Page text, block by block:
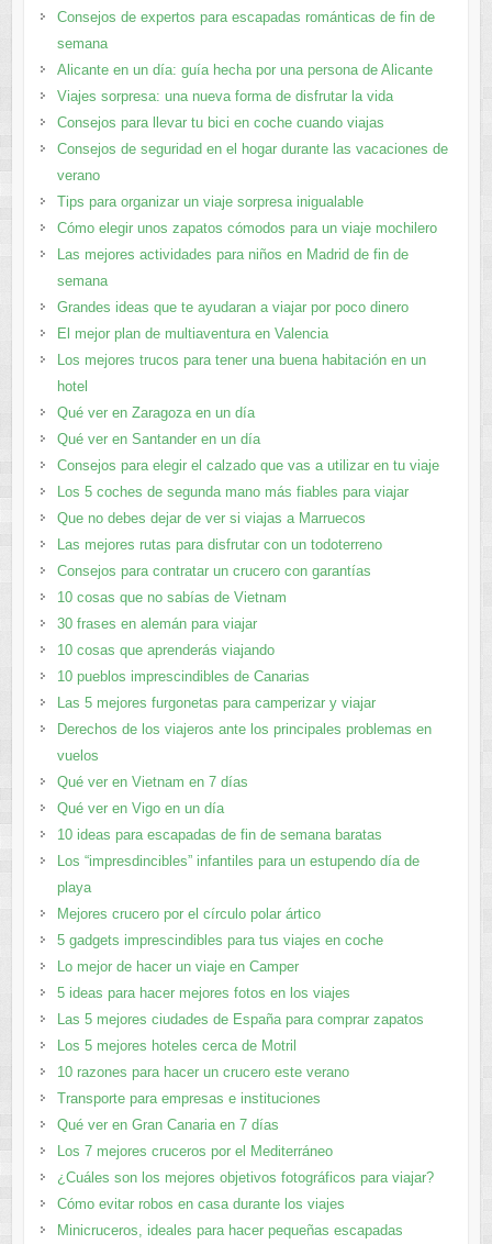
Consejos de expertos para escapadas románticas de fin de
semana
Alicante en un día: guía hecha por una persona de Alicante
Viajes sorpresa: una nueva forma de disfrutar la vida
Consejos para llevar tu bici en coche cuando viajas
Consejos de seguridad en el hogar durante las vacaciones de
verano
Tips para organizar un viaje sorpresa inigualable
Cómo elegir unos zapatos cómodos para un viaje mochilero
Las mejores actividades para niños en Madrid de fin de
semana
Grandes ideas que te ayudaran a viajar por poco dinero
El mejor plan de multiaventura en Valencia
Los mejores trucos para tener una buena habitación en un
hotel
Qué ver en Zaragoza en un día
Qué ver en Santander en un día
Consejos para elegir el calzado que vas a utilizar en tu viaje
Los 5 coches de segunda mano más fiables para viajar
Que no debes dejar de ver si viajas a Marruecos
Las mejores rutas para disfrutar con un todoterreno
Consejos para contratar un crucero con garantías
10 cosas que no sabías de Vietnam
30 frases en alemán para viajar
10 cosas que aprenderás viajando
10 pueblos imprescindibles de Canarias
Las 5 mejores furgonetas para camperizar y viajar
Derechos de los viajeros ante los principales problemas en
vuelos
Qué ver en Vietnam en 7 días
Qué ver en Vigo en un día
10 ideas para escapadas de fin de semana baratas
Los “impresdincibles” infantiles para un estupendo día de
playa
Mejores crucero por el círculo polar ártico
5 gadgets imprescindibles para tus viajes en coche
Lo mejor de hacer un viaje en Camper
5 ideas para hacer mejores fotos en los viajes
Las 5 mejores ciudades de España para comprar zapatos
Los 5 mejores hoteles cerca de Motril
10 razones para hacer un crucero este verano
Transporte para empresas e instituciones
Qué ver en Gran Canaria en 7 días
Los 7 mejores cruceros por el Mediterráneo
¿Cuáles son los mejores objetivos fotográficos para viajar?
Cómo evitar robos en casa durante los viajes
Minicruceros, ideales para hacer pequeñas escapadas